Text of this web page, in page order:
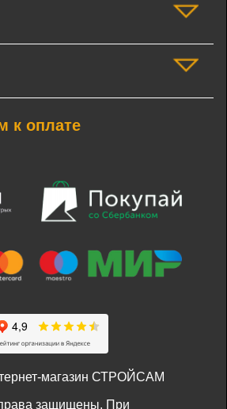
к оплате
магазин СТРОЙСАМ
защищены. При